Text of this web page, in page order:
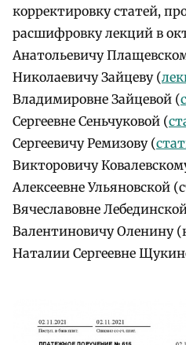
корректировку статей,
расшифровку лекций в
Анатольевичу
Николаевичу Зайцеву (
Владимировне Зайцевой (
Сергеевне Сеньчуковой (
Сергеевичу Ремизову (
Викторовичу
Алексеевне Ульяновской
Вячеславовне
Валентиновичу Оленину
Наталии Сергеевне